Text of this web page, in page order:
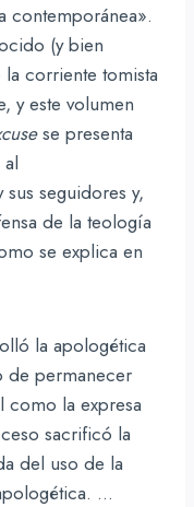
contemporánea».
(y bien
corriente tomista
y este volumen
se presenta
seguidores y,
de la teología
se explica en
la apologética
de permanecer
como la expresa
sacrificó la
del uso de la
…